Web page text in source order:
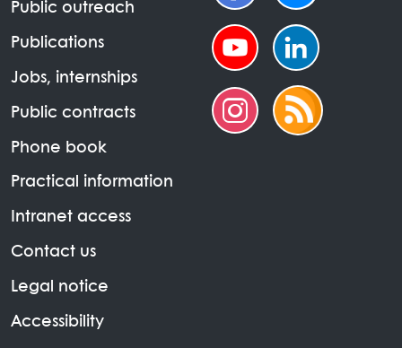
Public outreach
Publications
Jobs, internships
Public contracts
Phone book
Practical information
Intranet access
Contact us
Legal notice
Accessibility